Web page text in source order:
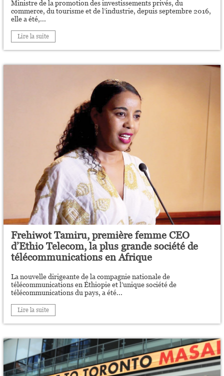
Ministre de la promotion des investissements privés, du
commerce, du tourisme et de l’industrie, depuis septembre 2016,
elle a été,...
Lire la suite
Frehiwot Tamiru, première femme CEO
d’Ethio Telecom, la plus grande société de
télécommunications en Afrique
La nouvelle dirigeante de la compagnie nationale de
télécommunications en Éthiopie et l’unique société de
télécommunications du pays, a été...
Lire la suite